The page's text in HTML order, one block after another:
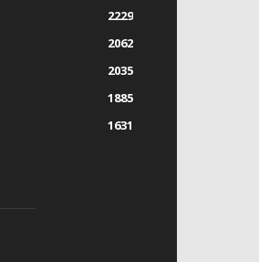
2229
2062
2035
1885
1631